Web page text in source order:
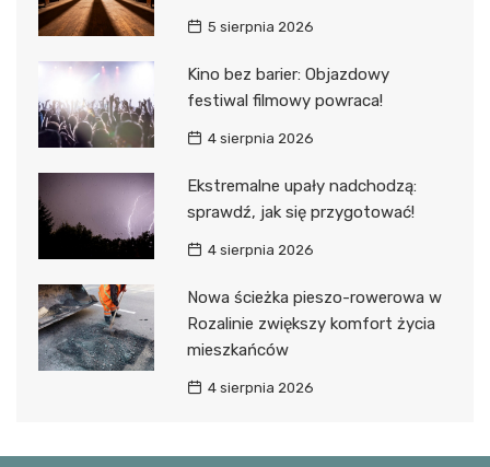
5 sierpnia 2026
Kino bez barier: Objazdowy
festiwal filmowy powraca!
4 sierpnia 2026
Ekstremalne upały nadchodzą:
sprawdź, jak się przygotować!
4 sierpnia 2026
Nowa ścieżka pieszo-rowerowa w
Rozalinie zwiększy komfort życia
mieszkańców
4 sierpnia 2026